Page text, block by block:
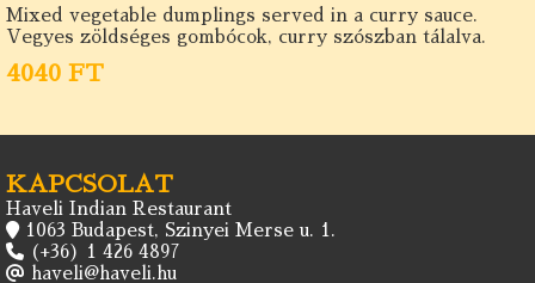
Mixed vegetable dumplings served in a curry sauce.
Vegyes zöldséges gombócok, curry szószban tálalva.
4040 FT
KAPCSOLAT
Haveli Indian Restaurant
1063 Budapest, Szinyei Merse u. 1.
(+36) 1 426 4897
haveli@haveli.hu